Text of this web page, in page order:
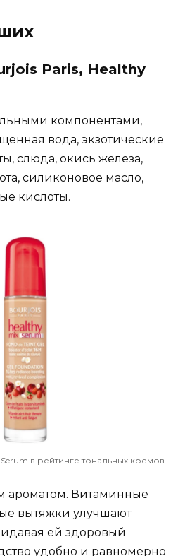
Paris, Healthy
компонентами,
вода, экзотические
слюда, окись железа,
силиконовое масло,
кислоты.
в рейтинге тональных кремов
ароматом. Витаминные
вытяжки улучшают
ей здоровый
удобно и равномерно